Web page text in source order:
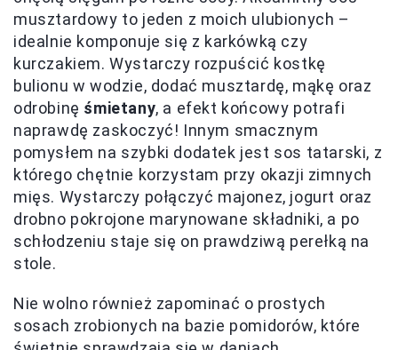
musztardowy to jeden z moich ulubionych –
idealnie komponuje się z karkówką czy
kurczakiem. Wystarczy rozpuścić kostkę
bulionu w wodzie, dodać musztardę, mąkę oraz
odrobinę śmietany, a efekt końcowy potrafi
naprawdę zaskoczyć! Innym smacznym
pomysłem na szybki dodatek jest sos tatarski, z
którego chętnie korzystam przy okazji zimnych
mięs. Wystarczy połączyć majonez, jogurt oraz
drobno pokrojone marynowane składniki, a po
schłodzeniu staje się on prawdziwą perełką na
stole.
Nie wolno również zapominać o prostych
sosach zrobionych na bazie pomidorów, które